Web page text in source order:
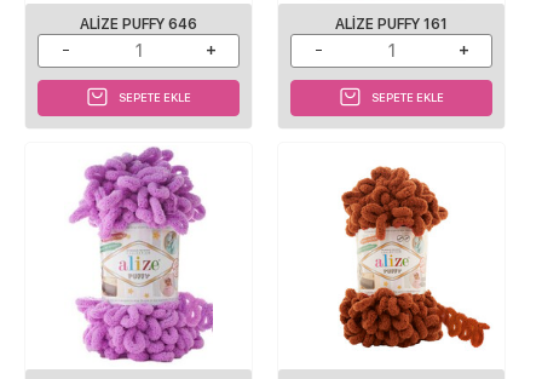
ALIZE PUFFY 646
SEPETE EKLE
ALIZE PUFFY 161
SEPETE EKLE